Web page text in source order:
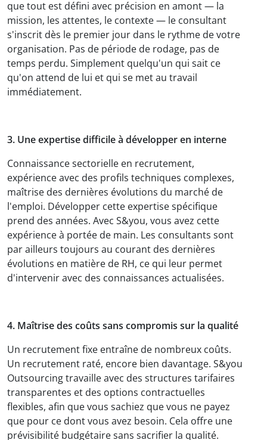
que tout est défini avec précision en amont — la
mission, les attentes, le contexte — le consultant
s'inscrit dès le premier jour dans le rythme de votre
organisation. Pas de période de rodage, pas de
temps perdu. Simplement quelqu'un qui sait ce
qu'on attend de lui et qui se met au travail
immédiatement.
3. Une expertise difficile à développer en interne
Connaissance sectorielle en recrutement,
expérience avec des profils techniques complexes,
maîtrise des dernières évolutions du marché de
l'emploi. Développer cette expertise spécifique
prend des années. Avec S&you, vous avez cette
expérience à portée de main. Les consultants sont
par ailleurs toujours au courant des dernières
évolutions en matière de RH, ce qui leur permet
d'intervenir avec des connaissances actualisées.
4. Maîtrise des coûts sans compromis sur la qualité
Un recrutement fixe entraîne de nombreux coûts.
Un recrutement raté, encore bien davantage. S&you
Outsourcing travaille avec des structures tarifaires
transparentes et des options contractuelles
flexibles, afin que vous sachiez que vous ne payez
que pour ce dont vous avez besoin. Cela offre une
prévisibilité budgétaire sans sacrifier la qualité.